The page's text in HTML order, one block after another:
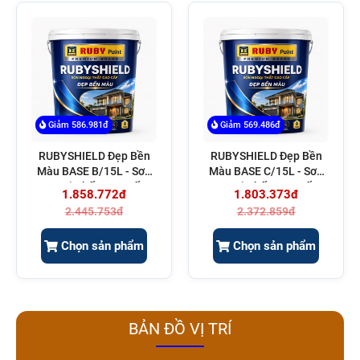
Giảm 586.981đ
RUBYSHIELD Đẹp Bền
Màu BASE B/15L - Sơn
Ngoại Thấp Cao Cấp
1.858.772đ
2.445.753đ
Chọn sản phẩm
Giảm 569.486đ
RUBYSHIELD Đẹp Bền
Màu BASE C/15L - Sơn
Ngoại Thấp Cao Cấp
1.803.373đ
2.372.859đ
Chọn sản phẩm
BẢN ĐỒ VỊ TRÍ